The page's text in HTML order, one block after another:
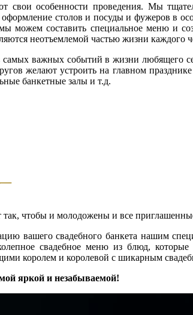
свои особенности проведения. Мы
столов и посуды и фужеров в
можем составить специальное меню и
неотъемлемой частью жизни каждого
самых важных событий в жизни любящего
желают устроить на главном
банкетные залы и т.д.
так, чтобы и молодожены и все
вашего свадебного банкета нашим
свадебное меню из блюд,
королем и королевой с шикарным
яркой и незабываемой!